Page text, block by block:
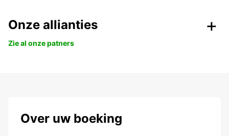
Onze allianties
Zie al onze patners
Over uw boeking